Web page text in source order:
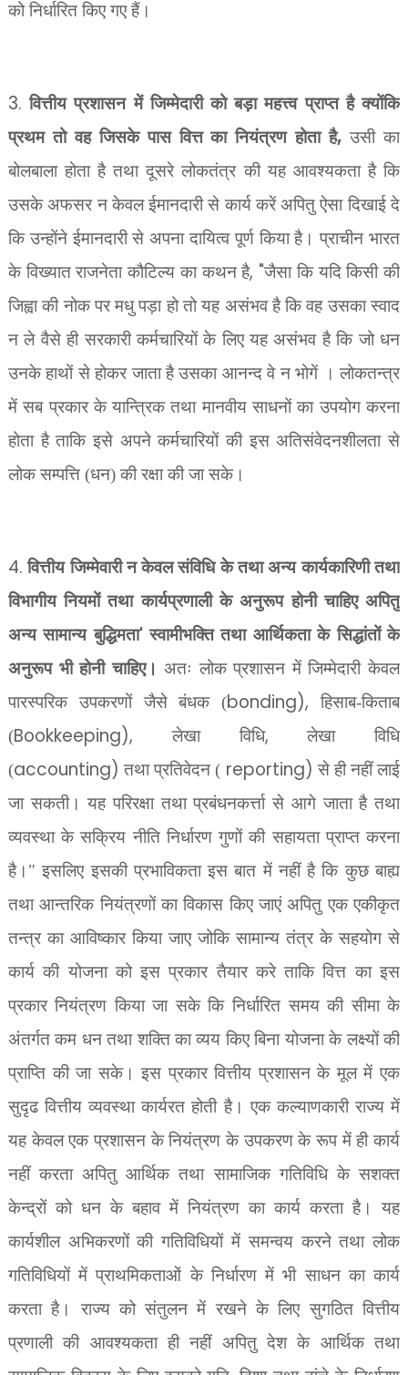
को निर्धारित किए गए हैं।
3.वित्तीय प्रशासन में जिम्मेदारी को बड़ा महत्त्व प्राप्त है क्योंकि
प्रथम तो वह जिसके पास वित्त का नियंत्रण होता है, उसी का
बोलबाला होता है तथा दूसरे लोकतंत्र की यह आवश्यकता है कि
उसके अफसर न केवल ईमानदारी से कार्य करें अपितु ऐसा दिखाई दे
कि उन्होंने ईमानदारी से अपना दायित्व पूर्ण किया है। प्राचीन भारत
के विख्यात राजनेता कौटिल्य का कथन है, "जैसा कि यदि किसी की
जिह्वा की नोक पर मधु पड़ा हो तो यह असंभव है कि वह उसका स्वाद
न ले वैसे ही सरकारी कर्मचारियों के लिए यह असंभव है कि जो धन
उनके हाथों से होकर जाता है उसका आनन्द वे न भोगें । लोकतन्त्र
में सब प्रकार के यान्त्रिक तथा मानवीय साधनों का उपयोग करना
होता है ताकि इसे अपने कर्मचारियों की इस अतिसंवेदनशीलता से
लोक सम्पत्ति (धन) की रक्षा की जा सके।
4.वित्तीय जिम्मेवारी न केवल संविधि के तथा अन्य कार्यकारिणी तथा
विभागीय नियमों तथा कार्यप्रणाली के अनुरूप होनी चाहिए अपितु
अन्य सामान्य बुद्धिमता'स्वामीभक्ति तथा आर्थिकता के सिद्धांतों के
अनुरूप भी होनी चाहिए। अतः लोक प्रशासन में जिम्मेदारी केवल
पारस्परिक उपकरणों जैसे बंधक (bonding),हिसाब-किताब
(Bookkeeping), लेखा विधि,लेखा विधि
(accounting)तथा प्रतिवेदन ( reporting) से ही नहीं लाई
जा सकती। यह परिरक्षा तथा प्रबंधनकर्त्ता से आगे जाता है तथा
व्यवस्था के सक्रिय नीति निर्धारण गुणों की सहायता प्राप्त करना
है।" इसलिए इसकी प्रभाविकता इस बात में नहीं है कि कुछ बाह्य
तथा आन्तरिक नियंत्रणों का विकास किए जाएं अपितु एक एकीकृत
तन्त्र का आविष्कार किया जाए जोकि सामान्य तंत्र के सहयोग से
कार्य की योजना को इस प्रकार तैयार करे ताकि वित्त का इस
प्रकार नियंत्रण किया जा सके कि निर्धारित समय की सीमा के
अंतर्गत कम धन तथा शक्ति का व्यय किए बिना योजना के लक्ष्यों की
प्राप्ति की जा सके। इस प्रकार वित्तीय प्रशासन के मूल में एक
सुदृढ वित्तीय व्यवस्था कार्यरत होती है। एक कल्याणकारी राज्य में
यह केवल एक प्रशासन के नियंत्रण के उपकरण के रूप में ही कार्य
नहीं करता अपितु आर्थिक तथा सामाजिक गतिविधि के सशक्त
केन्द्रों को धन के बहाव में नियंत्रण का कार्य करता है। यह
कार्यशील अभिकरणों की गतिविधियों में समन्वय करने तथा लोक
गतिविधियों में प्राथमिकताओं के निर्धारण में भी साधन का कार्य
करता है। राज्य को संतुलन में रखने के लिए सुगठित वित्तीय
प्रणाली की आवश्यकता ही नहीं अपितु देश के आर्थिक तथा